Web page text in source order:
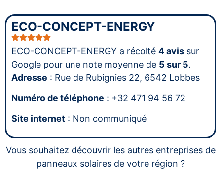
ECO-CONCEPT-ENERGY
ECO-CONCEPT-ENERGY a récolté 4 avis sur
Google pour une note moyenne de 5 sur 5.
Adresse : Rue de Rubignies 22, 6542 Lobbes
Numéro de téléphone : +32 471 94 56 72
Site internet : Non communiqué
Vous souhaitez découvrir les autres entreprises de
panneaux solaires de votre région ?